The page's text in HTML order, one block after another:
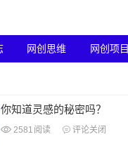
网创思维 网创项目
你知道灵感的秘密吗？
2581 阅读 评论关闭